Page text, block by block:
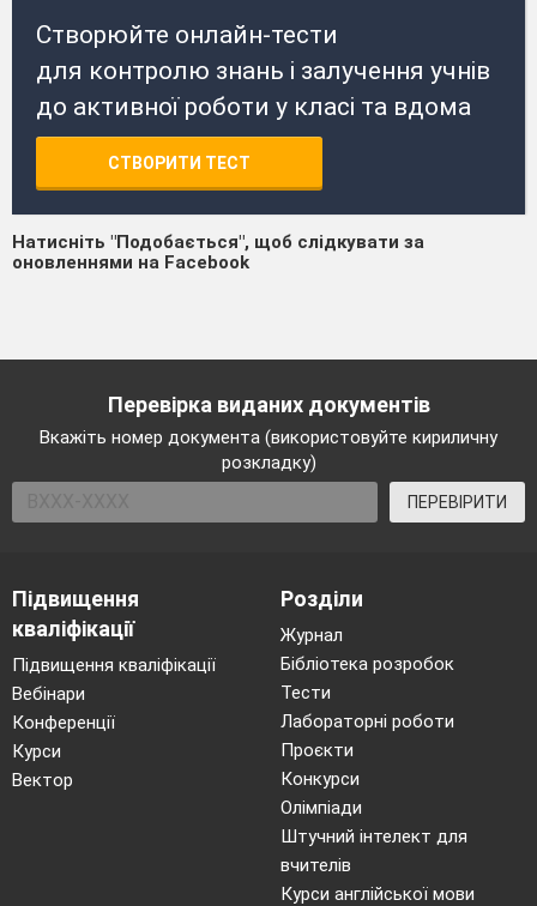
Створюйте онлайн-тести
для контролю знань і залучення учнів
до активної роботи у класі та вдома
СТВОРИТИ ТЕСТ
Натисніть "Подобається", щоб слідкувати за
оновленнями на Facebook
Перевірка виданих документів
Вкажіть номер документа (використовуйте кириличну
розкладку)
ПЕРЕВІРИТИ
Підвищення
кваліфікації
Підвищення кваліфікації
Вебінари
Конференції
Курси
Вектор
Розділи
Журнал
Бібліотека розробок
Тести
Лабораторні роботи
Проєкти
Конкурси
Олімпіади
Штучний інтелект для
вчителів
Курси англійської мови